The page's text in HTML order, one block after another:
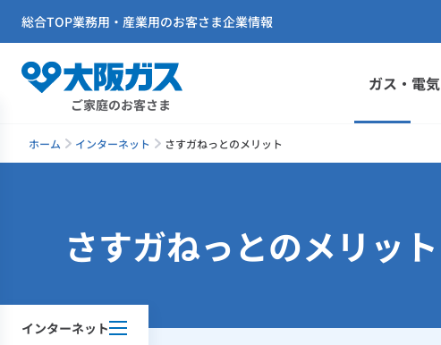
ご家庭のお客さま
ガス・電気
総合TOP業務用・産業用のお客さま企業情報
ホーム インターネット さすガねっとのメリット
インターネット
さすガねっとのメリット